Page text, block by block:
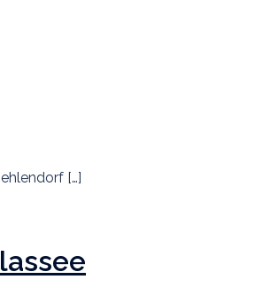
[…]